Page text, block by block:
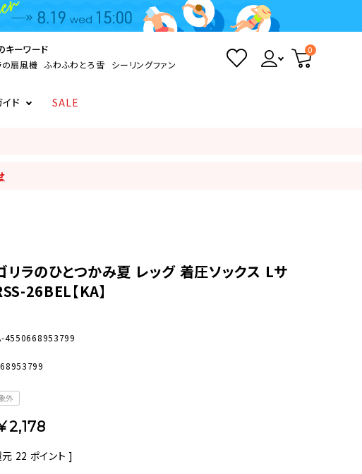
キーワード
の扇風機 ふわふわとろ雪 シーリングファン
0
テレビ
ド
ついて
SALE
リラのひとつかみ夏 レッグ 着圧ソックス Lサ
26BEL【KA】
4550668953799
外
2,178
元 22 ポイント ]